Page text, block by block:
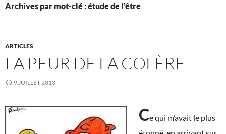
Archives par mot-clé : étude de l’être
ARTICLES
LA PEUR DE LA COLÈRE
9 JUILLET 2013
Ce qui m’avait le plus